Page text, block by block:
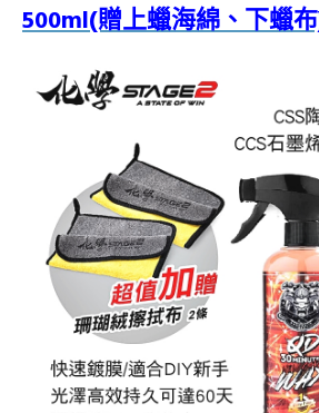
500ml(贈上蠟海綿、下蠟